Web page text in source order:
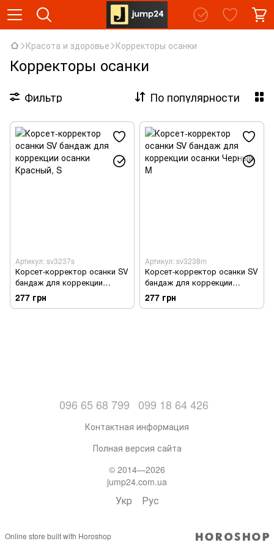
Красота и здоровье Корректоры осанки
Корректоры осанки
Фильтр По популярности
Артикул: sv3237s
Корсет-корректор осанки SV
бандаж для коррекции
осанки Красный
277 грн
Артикул: sv3238m
Корсет-корректор осанки SV
бандаж для коррекции
осанки Черный
277 грн
096 65 68 799 099 18 64 426
Контактная информация
Полная версия сайта
© 2014—2026
jump24.com.ua
Укр Рус
Online store built with Horoshop